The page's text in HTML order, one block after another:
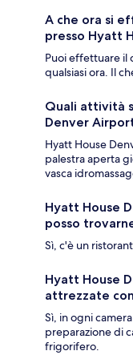
A che ora si
presso Hyatt
Puoi effettuare il
qualsiasi ora. Il
Quali attività
Denver
Hyatt House
palestra aperta
vasca
Hyatt House
posso
Sì, c'è un
Hyatt House
attrezzate
Sì, in ogni
preparazione di
frigorifero.